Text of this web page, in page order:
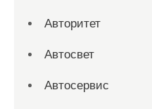
Авторитет
Автосвет
Автосервис